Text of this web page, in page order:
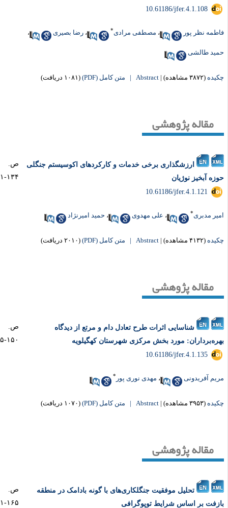
‎ 10.61186/jfer.4.1.108
نظر پور ،مصطفی مرادی ،رضا بصیری ،
طالشی
(۳۸۷۲ مشاهده) |
Abstract | متن کامل (PDF) (۱۰۸۱ دریافت)
مقاله پژوهشی
ارزشگذاری برخی خدمات و کارکردهای اکوسیستم جنگلی
آبخیز نوژیان
ص.
۱۳۴-۱۲۱
‎ 10.61186/jfer.4.1.121
مدبری ،علی مهدوی ،حمید امیرنژاد
(۴۱۳۲ مشاهده) |
Abstract | متن کامل (PDF) (۲۰۱۰ دریافت)
مقاله پژوهشی
شناسایی اثرات طرح تعادل دام و مرتع از دیدگاه
مورد بخش مرکزی شهرستان کهگیلویه
ص.
۱۵۰-۱۳۵
‎ 10.61186/jfer.4.1.135
آفریدونی ،مهدی نوری پور
(۳۹۵۳ مشاهده) |
Abstract | متن کامل (PDF) (۱۰۷۰ دریافت)
مقاله پژوهشی
تحلیل موفقیت جنگلکاری‌های با گونه بادامک در منطقه
بر اساس شرایط توپوگرافی
ص.
۱۶۵-۱۵۱